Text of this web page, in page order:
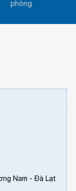
phòng
Nam - Đà Lạt